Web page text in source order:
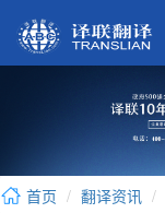
首页 翻译资讯